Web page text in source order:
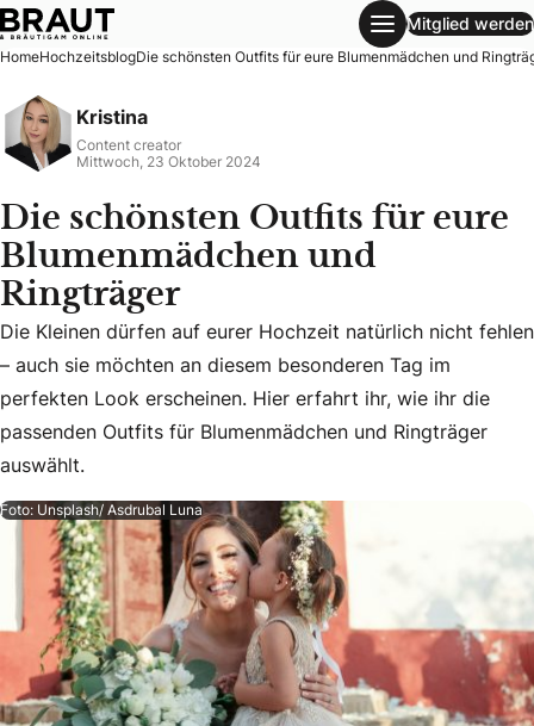
Die schönsten Outfits für eure Blumenmädchen und
Mitglied werden
HomeHochzeitsblogDie schönsten Outfits für eure Blumenmädchen und
Kristina
Content creator
Mittwoch, 23 Oktober 2024
Die schönsten Outfits für eure
Blumenmädchen und
Ringträger
Die Kleinen dürfen auf eurer Hochzeit natürlich nicht
Die Kleinen dürfen auf eurer Hochzeit natürlich nicht fehlen
– auch sie möchten an diesem besonderen Tag im
perfekten Look erscheinen. Hier erfahrt ihr, wie ihr die
passenden Outfits für Blumenmädchen und Ringträger
auswählt.
Foto: Unsplash/ Asdrubal Luna